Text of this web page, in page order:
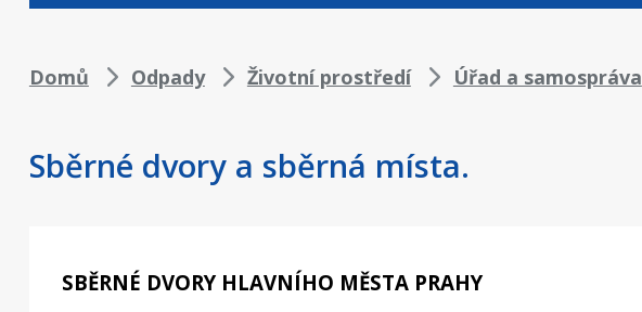
Drobečková
Domů Odpady Životní prostředí Úřad a samospráva
Sběrné dvory a sběrná místa.
SBĚRNÉ DVORY HLAVNÍHO MĚSTA PRAHY